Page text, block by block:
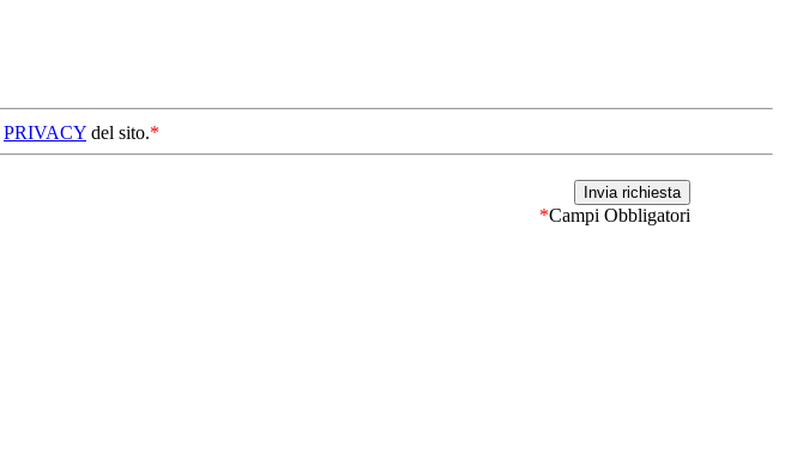
PRIVACY del sito.*
*Campi Obbligatori